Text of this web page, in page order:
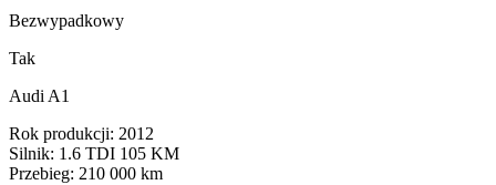
Bezwypadkowy
Tak
Audi A1
Rok produkcji: 2012
Silnik: 1.6 TDI 105 KM
Przebieg: 210 000 km